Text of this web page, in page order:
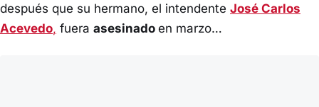
después que su hermano, el intendente José Carlos
Acevedo, fuera asesinado en marzo…